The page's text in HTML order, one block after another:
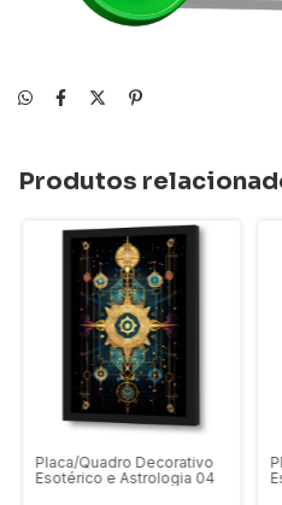
Produtos
Placa/Quadro Decorativo
Esotérico e Astrologia 04